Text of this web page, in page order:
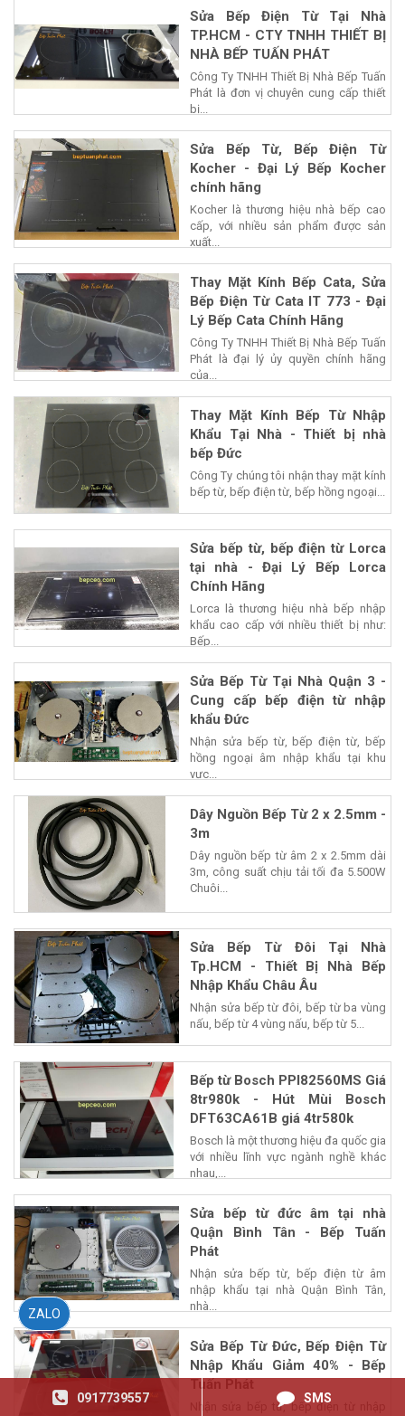
Sửa Bếp Điện Từ Tại Nhà
TP.HCM - CTY TNHH THIẾT BỊ
NHÀ BẾP TUẤN PHÁT
Công Ty TNHH Thiết Bị Nhà Bếp Tuấn
Phát là đơn vị chuyên cung cấp thiết
bị...
Sửa Bếp Từ, Bếp Điện Từ
Kocher - Đại Lý Bếp Kocher
chính hãng
Kocher là thương hiệu nhà bếp cao
cấp, với nhiều sản phẩm được sản
xuất...
Thay Mặt Kính Bếp Cata, Sửa
Bếp Điện Từ Cata IT 773 - Đại
Lý Bếp Cata Chính Hãng
Công Ty TNHH Thiết Bị Nhà Bếp Tuấn
Phát là đại lý ủy quyền chính hãng
của...
Thay Mặt Kính Bếp Từ Nhập
Khẩu Tại Nhà - Thiết bị nhà
bếp Đức
Công Ty chúng tôi nhận thay mặt kính
bếp từ, bếp điện từ, bếp hồng ngoại...
Sửa bếp từ, bếp điện từ Lorca
tại nhà - Đại Lý Bếp Lorca
Chính Hãng
Lorca là thương hiệu nhà bếp nhập
khẩu cao cấp với nhiều thiết bị như:
Bếp...
Sửa Bếp Từ Tại Nhà Quận 3 -
Cung cấp bếp điện từ nhập
khẩu Đức
Nhận sửa bếp từ, bếp điện từ, bếp
hồng ngoại âm nhập khẩu tại khu
vực...
Dây Nguồn Bếp Từ 2 x 2.5mm -
3m
Dây nguồn bếp từ âm 2 x 2.5mm dài
3m, công suất chịu tải tối đa 5.500W
Chuôi...
Sửa Bếp Từ Đôi Tại Nhà
Tp.HCM - Thiết Bị Nhà Bếp
Nhập Khẩu Châu Âu
Nhận sửa bếp từ đôi, bếp từ ba vùng
nấu, bếp từ 4 vùng nấu, bếp từ 5...
Bếp từ Bosch PPI82560MS Giá
8tr980k - Hút Mùi Bosch
DFT63CA61B giá 4tr580k
Bosch là một thương hiệu đa quốc gia
với nhiều lĩnh vực ngành nghề khác
nhau,...
Sửa bếp từ đức âm tại nhà
Quận Bình Tân - Bếp Tuấn
Phát
Nhận sửa bếp từ, bếp điện từ âm
nhập khẩu tại nhà Quận Bình Tân,
nhà...
Sửa Bếp Từ Đức, Bếp Điện Từ
Nhập Khẩu Giảm 40% - Bếp
Tuấn Phát
Nhận sửa bếp từ, bếp điện từ nhập
0917739557 SMS
ZALO